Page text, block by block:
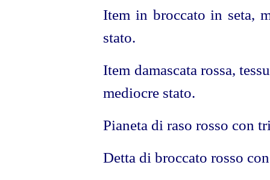
Item in broccato in seta,
stato.
Item damascata rossa,
mediocre stato.
Pianeta di raso rosso con
Detta di broccato rosso